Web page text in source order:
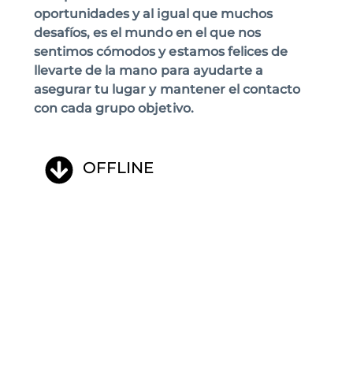
oportunidades y al igual que muchos
desafíos, es el mundo en el que nos
sentimos cómodos y estamos felices de
llevarte de la mano para ayudarte a
asegurar tu lugar y mantener el contacto
con cada grupo objetivo.
OFFLINE